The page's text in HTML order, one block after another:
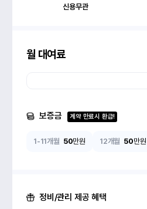
신용무관
월 대여료
보증금 계약 만료시 환급!
1-11개월 50만원 12개월 50만원
정비/관리 제공 혜택